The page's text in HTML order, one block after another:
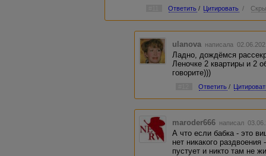
Ответить / Цитировать /
ulanova написала
Ладно, дождёмся
Леночке 2 квартиры и 2
говорите)))
Ответить /
maroder666 написал
А что если бабка - это
нет никакого
пустует и никто там не